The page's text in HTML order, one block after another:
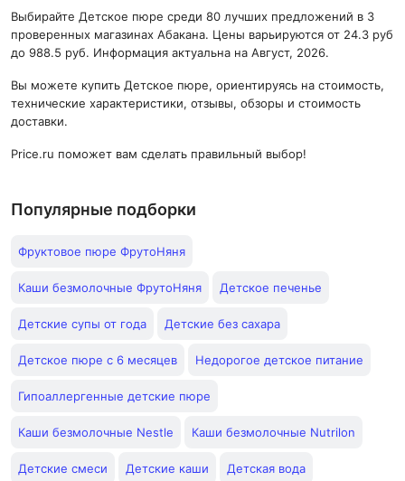
Выбирайте Детское пюре среди 80 лучших предложений в 3
проверенных магазинах Абакана. Цены варьируются от 24.3 руб
до 988.5 руб. Информация актуальна на Август, 2026.
Вы можете купить Детское пюре, ориентируясь на стоимость,
технические характеристики, отзывы, обзоры и стоимость
доставки.
Price.ru поможет вам сделать правильный выбор!
Популярные подборки
Фруктовое пюре ФрутоНяня
Каши безмолочные ФрутоНяня Детское печенье
Детские супы от года Детские без сахара
Детское пюре с 6 месяцев Недорогое детское питание
Гипоаллергенные детские пюре
Каши безмолочные Nestle Каши безмолочные Nutrilon
Детские смеси Детские каши Детская вода